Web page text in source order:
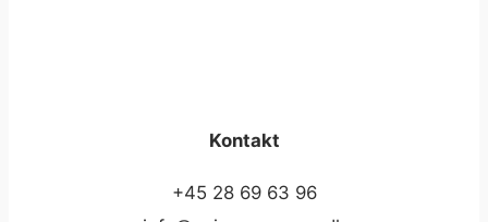
Kontakt
+45 28 69 63 96